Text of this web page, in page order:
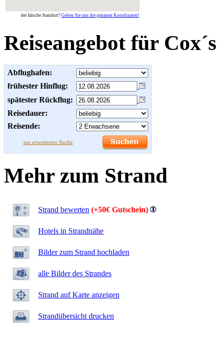
der falsche Standort? Geben Sie uns die genauen Koordinaten!
Reiseangebot für
Abflughafen:
frühester Hinflug:
spätester Rückflug:
Reisedauer:
Reisende:
zur erweiterten Suche
Mehr zum Strand
Strand bewerten (+50€ Gutschein)
Hotels in Strandnähe
Bilder zum Strand hochladen
alle Bilder des Strandes
Strand auf Karte anzeigen
Strandübersicht drucken